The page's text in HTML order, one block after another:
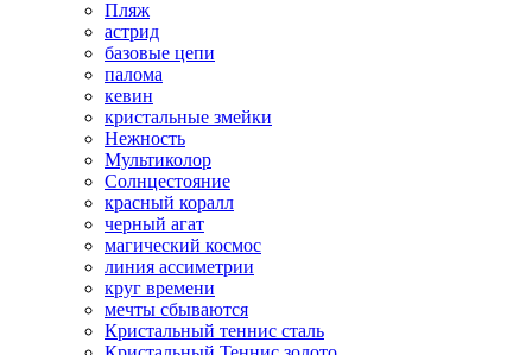
Пляж
астрид
базовые цепи
палома
кевин
кристальные змейки
Нежность
Мультиколор
Солнцестояние
красный коралл
черный агат
магический космос
линия ассиметрии
круг времени
мечты сбываются
Кристальный теннис сталь